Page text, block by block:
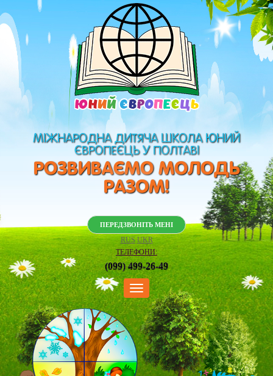
МІЖНАРОДНА ДИТЯЧА ШКОЛА ЮНИЙ
ЄВРОПЕЄЦЬ У ПОЛТАВІ
РОЗВИВАЄМО МОЛОДЬ
РАЗОМ!
ПЕРЕДЗВОНІТЬ МЕНІ
RUS UKR
ТЕЛЕФОНИ:
(099) 499-26-49
Меню